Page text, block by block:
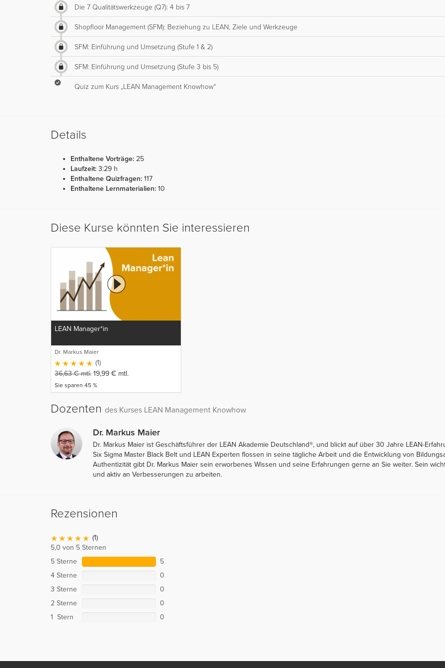
Die 7 Qualitätswerkzeuge (Q7): 4 bis 7
Shopfloor Management (SFM): Beziehung zu LEAN, Ziele und Werkzeuge
SFM: Einführung und Umsetzung (Stufe 1 & 2)
SFM: Einführung und Umsetzung (Stufe 3 bis 5)
Quiz zum Kurs „LEAN Management Knowhow“
Details
Enthaltene Vorträge: 25
Laufzeit: 3:29 h
Enthaltene Quizfragen: 117
Enthaltene Lernmaterialien: 10
Diese Kurse könnten Sie interessieren
LEAN Manager*in
Dr. Markus Maier
(1)
36,63€mtl. 19,99 € mtl.
Sie sparen 45 %
Dozenten des Kurses LEAN Management Knowhow
Dr. Markus Maier
Dr. Markus Maier ist Geschäftsführer der LEAN Akademie Deutschland®, und blickt auf über 30 Jahre LEAN-
Six Sigma Master Black Belt und LEAN Experten flossen in seine tägliche Arbeit und die Entwicklung von
Authentizität gibt Dr. Markus Maier sein erworbenes Wissen und seine Erfahrungen gerne an Sie weiter. Sein
und aktiv an Verbesserungen zu arbeiten.
Rezensionen
(1)
5,0 von 5 Sternen
5 Sterne
5
4 Sterne
0
3 Sterne
0
2 Sterne
0
1 Stern
0